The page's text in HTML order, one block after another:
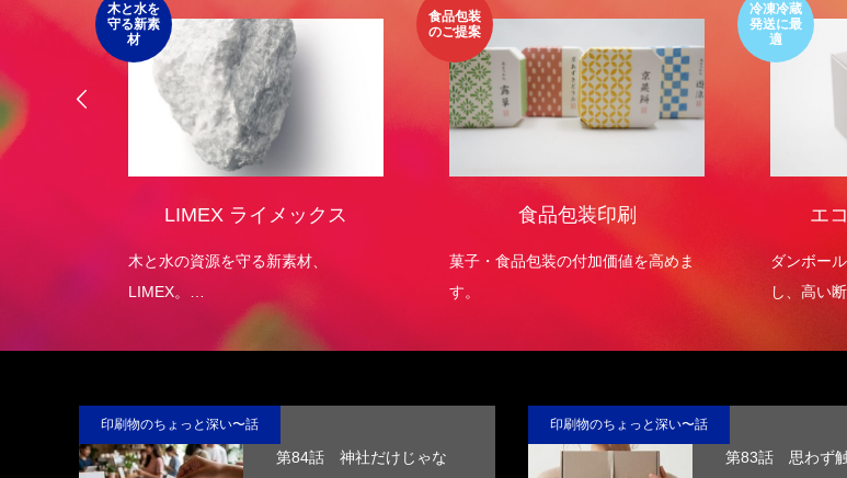
木と水を
守る新素
材
LIMEX ライメックス
木と水の資源を守る新素材、
LIMEX。
日本の技術で、この星の未来を変え
ていける。
食品包装
のご提案
食品包装印刷
菓子・食品包装の付加価値を高めま
す。
冷凍冷蔵
発送に最
適
エ
ダンボー
し、高い
印刷物のちょっと深い〜話
第84話 神社だけじゃな
印刷物のちょっと深い〜話
第83話 思わず